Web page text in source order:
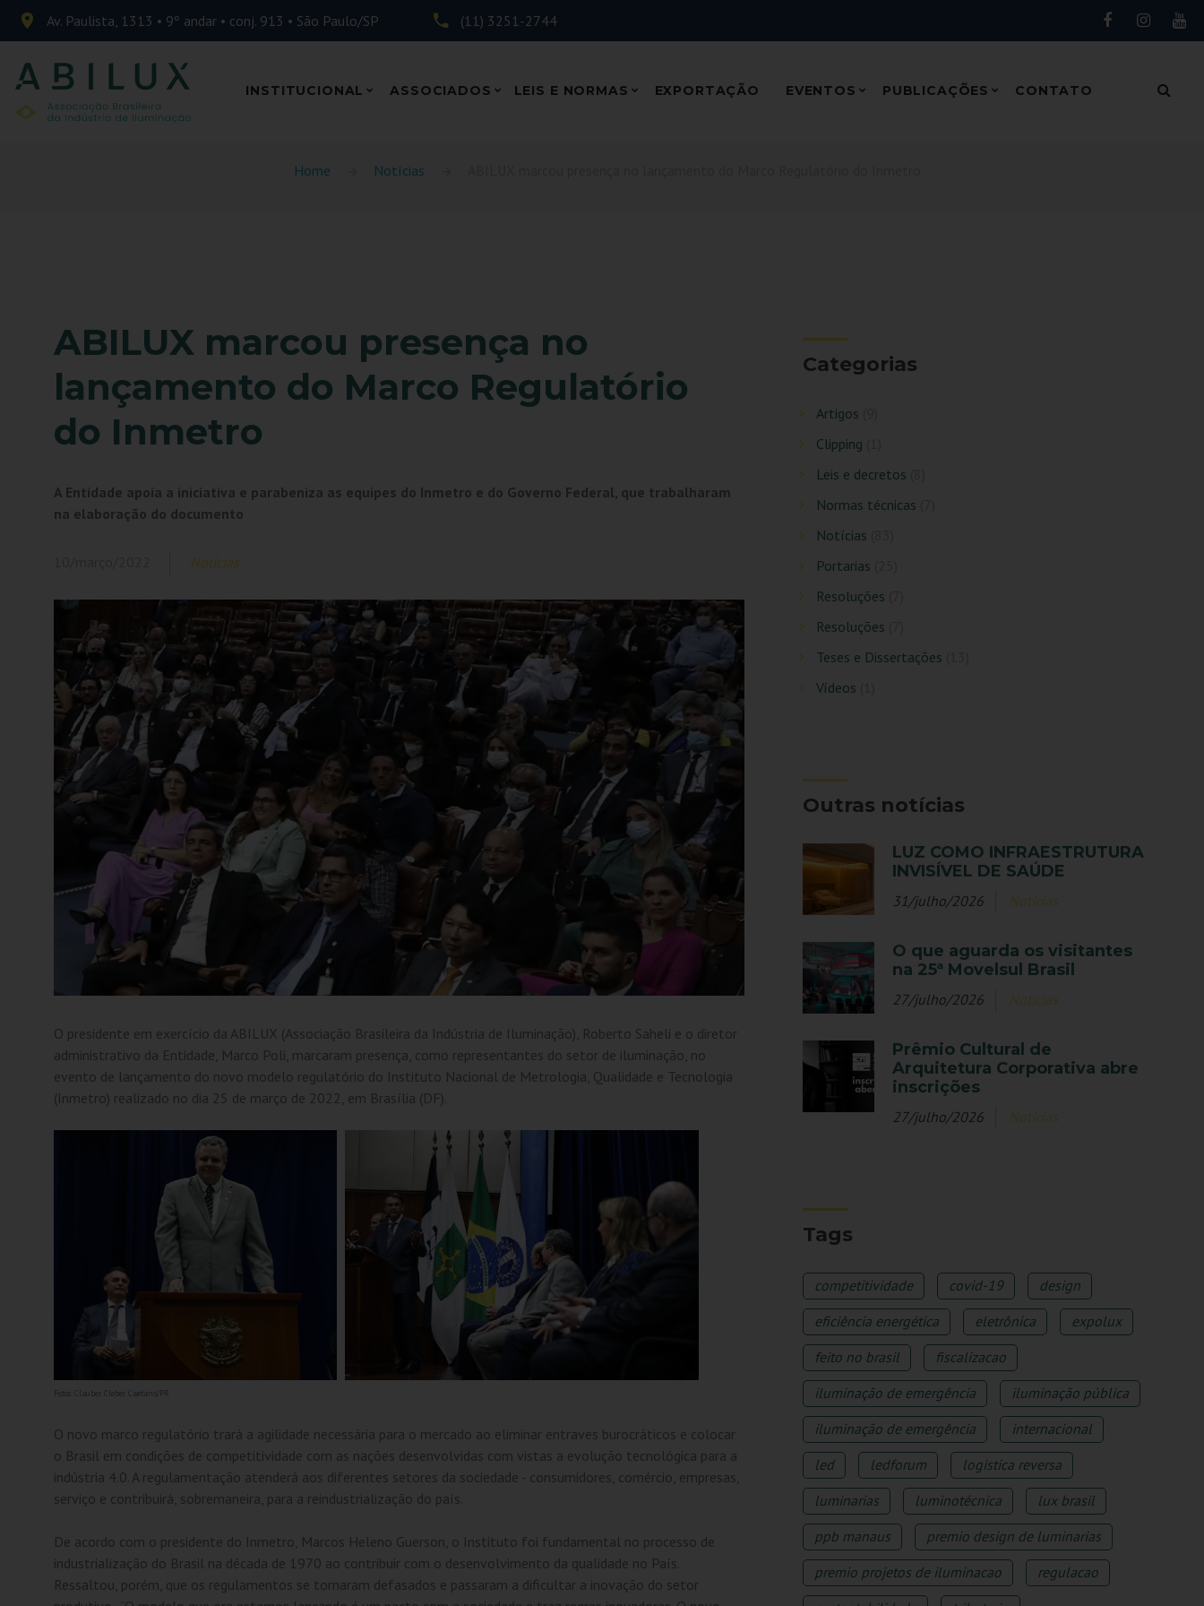
Av. Paulista, 1313 • 9º andar • conj. 913 • São Paulo/SP (11) 3251-2744
INSTITUCIONAL ASSOCIADOS LEIS E NORMAS EXPORTAÇÃO EVENTOS PUBLICAÇÕES CONTATO
Home Notícias
ABILUX marcou presença no
lançamento do Marco Regulatório
do Inmetro
A Entidade apoia a iniciativa e parabeniza as equipes do Inmetro e do Governo Federal, que trabalharam
na elaboração do documento
Notícias
O presidente em exercício da ABILUX (Associação Brasileira da Indústria de Iluminação), Roberto Saheli e o diretor
administrativo da Entidade, Marco Poli, marcaram presença, como representantes do setor de iluminação, no
evento de lançamento do novo modelo regulatório do Instituto Nacional de Metrologia, Qualidade e Tecnologia
(Inmetro) realizado no dia 25 de março de 2022, em Brasília (DF).
Fotos: Clauber Cleber Caetano/PR
O novo marco regulatório trará a agilidade necessária para o mercado ao eliminar entraves burocráticos e colocar
o Brasil em condições de competitividade com as nações desenvolvidas com vistas a evolução tecnológica para a
indústria 4.0. A regulamentação atenderá aos diferentes setores da sociedade - consumidores, comércio, empresas,
serviço e contribuirá, sobremaneira, para a reindustrialização do país.
De acordo com o presidente do Inmetro, Marcos Heleno Guerson, o Instituto foi fundamental no processo de
industrialização do Brasil na década de 1970 ao contribuir com o desenvolvimento da qualidade no País.
Ressaltou, porém, que os regulamentos se tornaram defasados e passaram a dificultar a inovação do setor
Categorias
Artigos
Clipping
Leis e decretos
Normas técnicas
Notícias
Portarias
Resoluções
Resoluções
Teses e Dissertações
Vídeos
Outras notícias
LUZ COMO INFRAESTRUTURA
INVISÍVEL DE SAÚDE
31/julho/2026 Notícias
O que aguarda os visitantes
na 25ª Movelsul Brasil
27/julho/2026 Notícias
Prêmio Cultural de
Arquitetura Corporativa abre
inscrições
27/julho/2026 Notícias
Tags
competitividade covid-19
design
eficiência energética
eletrônica
expolux
feito no brasil
fiscalizacao
iluminação de emergência
iluminação pública
iluminação de emergência
internacional
led
ledforum
logistica reversa
luminarias
luminotécnica
lux brasil
ppb manaus
premio design de luminarias
premio projetos de iluminacao
regulacao